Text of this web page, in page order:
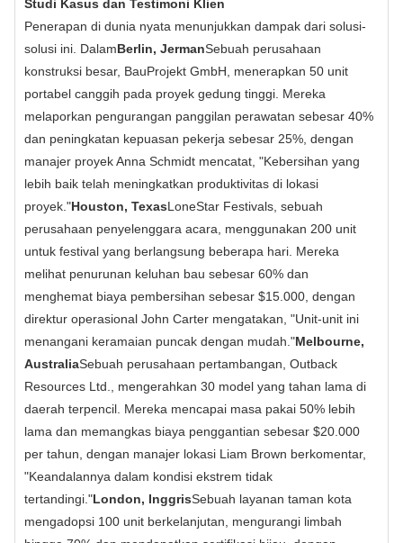
Studi Kasus dan Testimoni Klien
Penerapan di dunia nyata menunjukkan dampak dari solusi-
solusi ini. DalamBerlin, JermanSebuah perusahaan
konstruksi besar, BauProjekt GmbH, menerapkan 50 unit
portabel canggih pada proyek gedung tinggi. Mereka
melaporkan pengurangan panggilan perawatan sebesar 40%
dan peningkatan kepuasan pekerja sebesar 25%, dengan
manajer proyek Anna Schmidt mencatat, "Kebersihan yang
lebih baik telah meningkatkan produktivitas di lokasi
proyek."Houston, TexasLoneStar Festivals, sebuah
perusahaan penyelenggara acara, menggunakan 200 unit
untuk festival yang berlangsung beberapa hari. Mereka
melihat penurunan keluhan bau sebesar 60% dan
menghemat biaya pembersihan sebesar $15.000, dengan
direktur operasional John Carter mengatakan, "Unit-unit ini
menangani keramaian puncak dengan mudah."Melbourne,
AustraliaSebuah perusahaan pertambangan, Outback
Resources Ltd., mengerahkan 30 model yang tahan lama di
daerah terpencil. Mereka mencapai masa pakai 50% lebih
lama dan memangkas biaya penggantian sebesar $20.000
per tahun, dengan manajer lokasi Liam Brown berkomentar,
"Keandalannya dalam kondisi ekstrem tidak
tertandingi."London, InggrisSebuah layanan taman kota
mengadopsi 100 unit berkelanjutan, mengurangi limbah